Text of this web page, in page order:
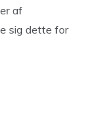
af
sig dette for